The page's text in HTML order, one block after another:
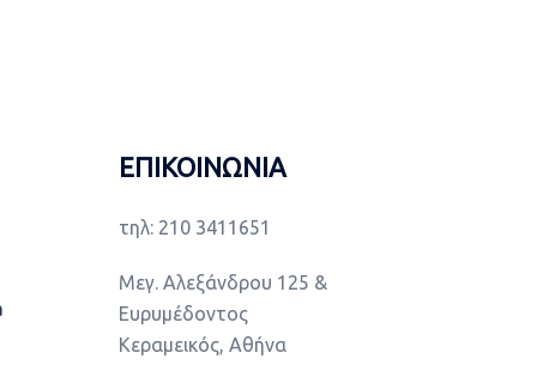
ΕΠΙΚΟΙΝΩΝΙΑ
τηλ: 210 3411651
Μεγ. Αλεξάνδρου 125 &
Ευρυμέδοντος
Κεραμεικός, Αθήνα